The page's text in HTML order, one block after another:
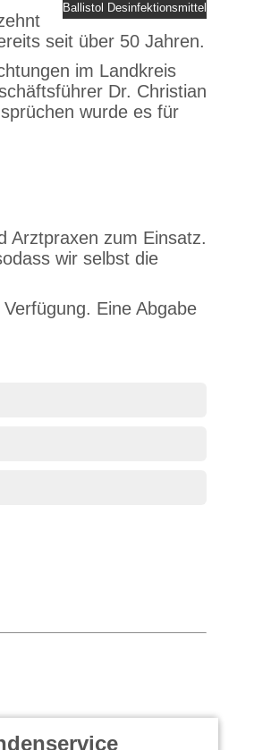
Ballistol Desinfektionsmittel
seit über 50 Jahren.
im Landkreis
Dr. Christian
wurde es für
Arztpraxen zum Einsatz.
wir selbst die
Eine Abgabe